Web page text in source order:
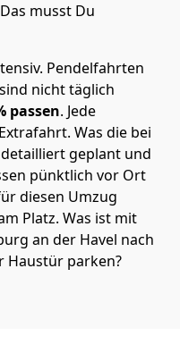
musst Du
Pendelfahrten
nicht täglich
passen. Jede
Was die bei
geplant und
pünktlich vor Ort
diesen Umzug
Platz. Was ist mit
an der Havel nach
Haustür parken?